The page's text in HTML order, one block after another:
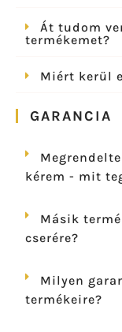
Át tudom
termékemet?
Miért kerül
GARANCIA
kérem - mit
Másik
cserére?
Milyen
termékeire?